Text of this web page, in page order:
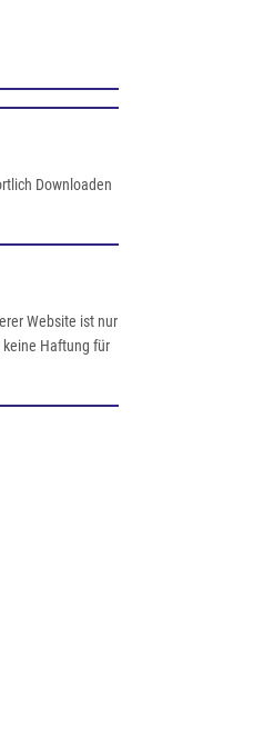
Downloaden
Website ist nur
keine Haftung für